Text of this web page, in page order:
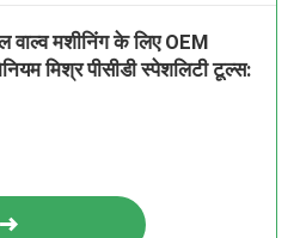
वाल्व मशीनिंग के लिए OEM
मिश्र पीसीडी स्पेशलिटी टूल्स: